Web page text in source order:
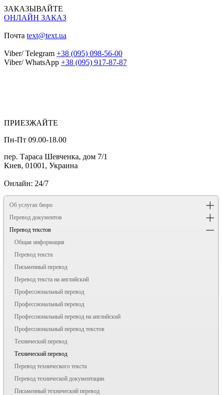
ЗАКАЗЫВАЙТЕ
ОНЛАЙН ЗАКАЗ
Почта text@text.ua
Viber/ Telegram +38 (095) 098-56-00
Viber/ WhatsApp +38 (095) 917-87-87
ПРИЕЗЖАЙТЕ
Пн-Пт 09.00-18.00
пер. Тараса Шевченка, дом 7/1
Киев, 01001, Украина
Онлайн: 24/7
Об услугах бюро
Перевод документов
Перевод текстов
Общая информация
Перевод текста
Письменный перевод
Перевод текста на английский
Профессиональный перевод
Профессиональный перевод
Профессиональный перевод на английский
Профессиональный перевод текстов
Технический перевод
Технический перевод
Перевод технического текста
Перевод технической документации
Письменный технический перевод